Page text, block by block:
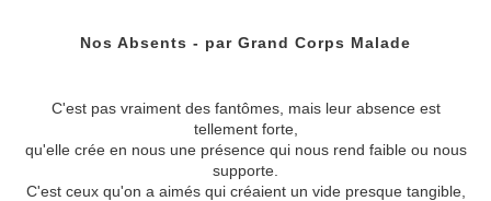
Nos Absents - par Grand Corps Malade
C'est pas vraiment des fantômes, mais leur absence est
tellement forte,
qu'elle crée en nous une présence qui nous rend faible ou nous
supporte.
C'est ceux qu'on a aimés qui créaient un vide presque tangible,